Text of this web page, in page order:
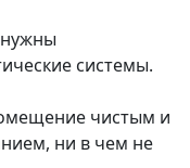
системы.
чистым и
ни в чем не